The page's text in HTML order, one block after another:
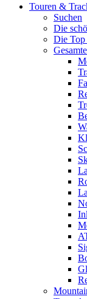
Touren &
Suchen
Die
Die Top